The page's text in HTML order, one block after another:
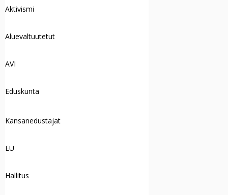
Aktivismi
Aluevaltuutetut
AVI
Eduskunta
Kansanedustajat
EU
Hallitus